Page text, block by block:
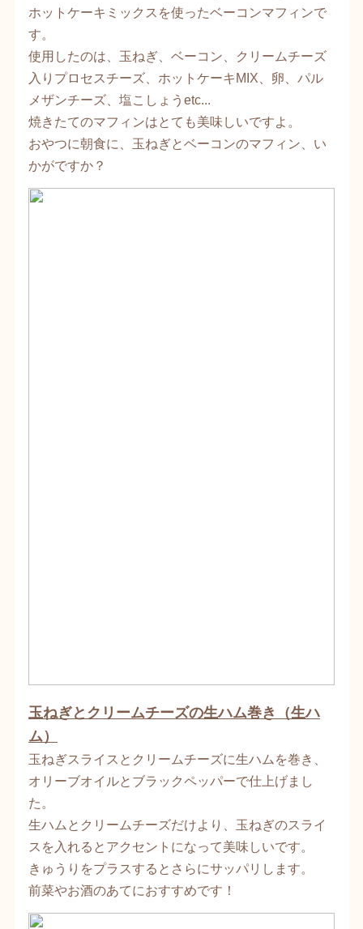
ホットケーキミックスを使ったベーコンマフィンで
す。
使用したのは、玉ねぎ、ベーコン、クリームチーズ
入りプロセスチーズ、ホットケーキMIX、卵、パル
メザンチーズ、塩こしょうetc...
焼きたてのマフィンはとても美味しいですよ。
おやつに朝食に、玉ねぎとベーコンのマフィン、い
かがですか？
玉ねぎとクリームチーズの生ハム巻き（生ハ
ム）
玉ねぎスライスとクリームチーズに生ハムを巻き、
オリーブオイルとブラックペッパーで仕上げまし
た。
生ハムとクリームチーズだけより、玉ねぎのスライ
スを入れるとアクセントになって美味しいです。
きゅうりをプラスするとさらにサッパリします。
前菜やお酒のあてにおすすめです！